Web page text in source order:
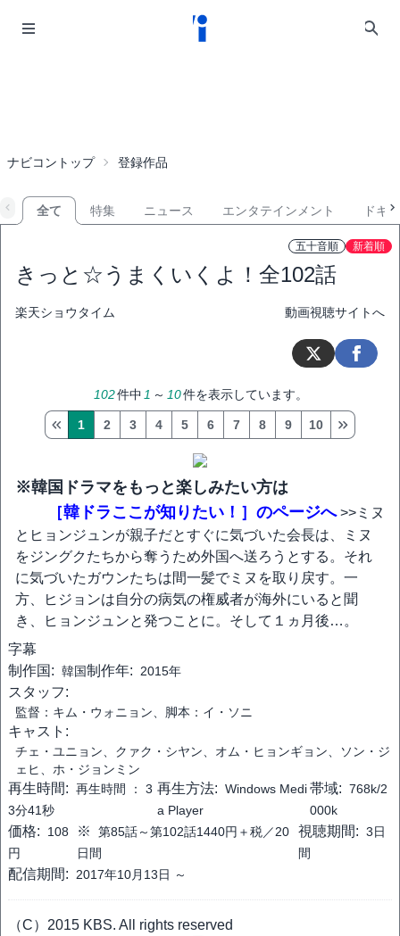
ナビコントップ 登録作品
全て 特集 ニュース エンタテインメント ドキ
五十音順 新着順
きっと☆うまくいくよ！ 全102話
楽天ショウタイム 動画視聴サイトへ
102件中 1 ～ 10件を表示しています。
1 2 3 4 5 6 7 8 9 10
※韓国ドラマをもっと楽しみたい方は
［韓ドラここが知りたい！］のページへ>>ミヌ
とヒョンジュンが親子だとすぐに気づいた会長は、ミヌ
をジングクたちから奪うため外国へ送ろうとする。それ
に気づいたガウンたちは間一髪でミヌを取り戻す。一
方、ヒジョンは自分の病気の権威者が海外にいると聞
き、ヒョンジュンと発つことに。そして１ヵ月後…。
字幕
制作国: 韓国制作年: 2015年
スタッフ:
監督：キム・ウォニョン、脚本：イ・ソニ
キャスト:
チェ・ユニョン、クァク・シヤン、オム・ヒョンギョン、ソン・ジ
ェヒ、ホ・ジョンミン
再生時間: 再生時間 ： 3
3分41秒
再生方法: Windows Medi
a Player
帯域: 768k/2
000k
価格:
108
円
※
第85話～第102話1440円＋税／20
日間
視聴期間: 3日
間
配信期間: 2017年10月13日 ～
（C）2015 KBS. All rights reserved